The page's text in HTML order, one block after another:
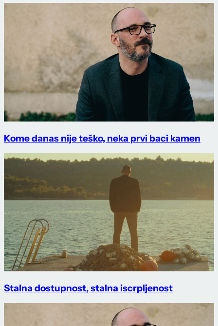
Kome danas nije teško, neka prvi baci kamen
Stalna dostupnost, stalna iscrpljenost